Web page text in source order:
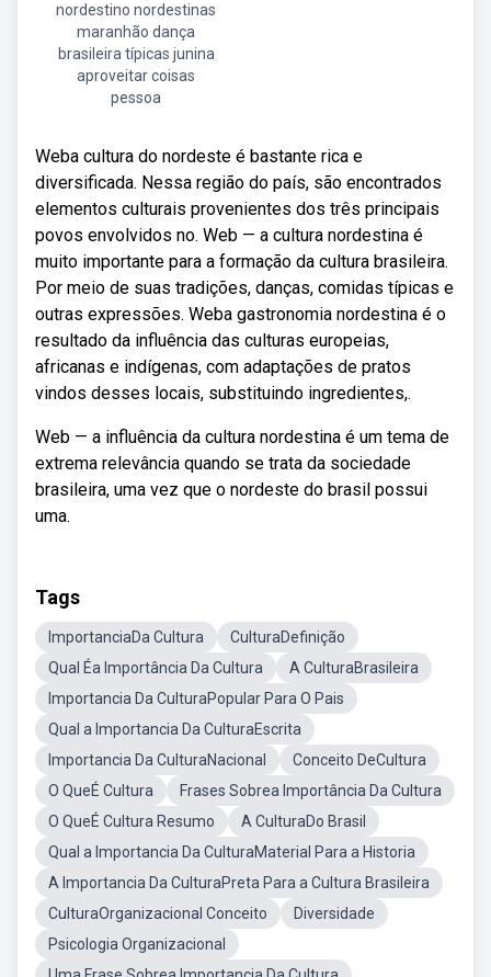
nordestino nordestinas
maranhão dança
brasileira típicas junina
aproveitar coisas
pessoa
Weba cultura do nordeste é bastante rica e
diversificada. Nessa região do país, são encontrados
elementos culturais provenientes dos três principais
povos envolvidos no. Web — a cultura nordestina é
muito importante para a formação da cultura brasileira.
Por meio de suas tradições, danças, comidas típicas e
outras expressões. Weba gastronomia nordestina é o
resultado da influência das culturas europeias,
africanas e indígenas, com adaptações de pratos
vindos desses locais, substituindo ingredientes,.
Web — a influência da cultura nordestina é um tema de
extrema relevância quando se trata da sociedade
brasileira, uma vez que o nordeste do brasil possui
uma.
Tags
ImportanciaDa Cultura
CulturaDefinição
Qual Éa Importância Da Cultura
A CulturaBrasileira
Importancia Da CulturaPopular Para O Pais
Qual a Importancia Da CulturaEscrita
Importancia Da CulturaNacional
Conceito DeCultura
O QueÉ Cultura
Frases Sobrea Importância Da Cultura
O QueÉ Cultura Resumo
A CulturaDo Brasil
Qual a Importancia Da CulturaMaterial Para a Historia
A Importancia Da CulturaPreta Para a Cultura Brasileira
CulturaOrganizacional Conceito
Diversidade
Psicologia Organizacional